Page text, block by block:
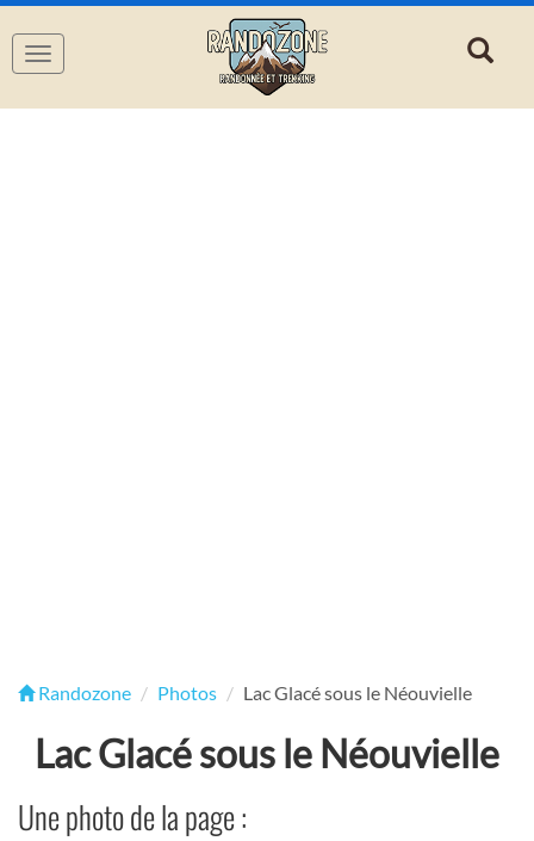
Navigation
Randozone Photos Lac Glacé sous le Néouvielle
Lac Glacé sous le Néouvielle
Une photo de la page :